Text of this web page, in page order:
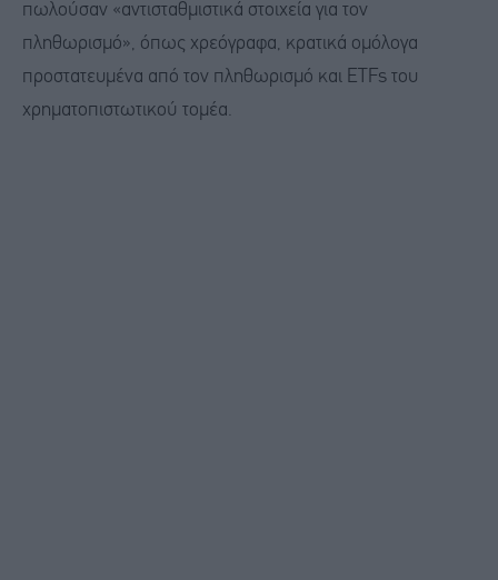
πωλούσαν «αντισταθμιστικά στοιχεία για τον
πληθωρισμό», όπως χρεόγραφα, κρατικά ομόλογα
προστατευμένα από τον πληθωρισμό και ETFs του
χρηματοπιστωτικού τομέα.